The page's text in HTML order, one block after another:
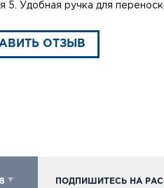
5. Удобная ручка для
ОТЗЫВ
ПОДПИШИТЕСЬ НА